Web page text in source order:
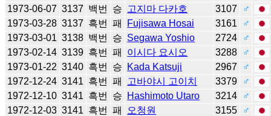
1973-06-07 3137 백번 승 고지마 다카호 3107
♂
1973-03-28 3137 흑번 패 Fujisawa Hosai 3161
♂
1973-03-01 3138 백번 승 Segawa Yoshio 2724
♂
1973-02-14 3139 흑번 패 이시다 요시오 3288
♂
1973-01-22 3140 흑번 승 Kada Katsuji 2967
♂
1972-12-24 3141 흑번 패 고바야시 고이치 3379
♂
1972-12-10 3141 흑번 승 Hashimoto Utaro 3214
♂
1972-12-03 3141 흑번 패 오청원 3155
♂